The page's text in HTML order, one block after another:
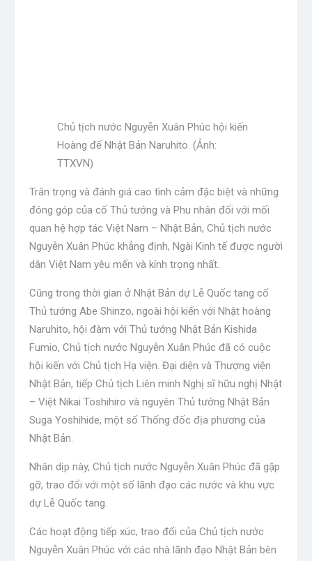
Chủ tịch nước Nguyễn Xuân Phúc hội kiến ​​
Hoàng đế Nhật Bản Naruhito. (Ảnh:
TTXVN)
Trân trọng và đánh giá cao tình cảm đặc biệt và những
đóng góp của cố Thủ tướng và Phu nhân đối với mối
quan hệ hợp tác Việt Nam – Nhật Bản, Chủ tịch nước
Nguyễn Xuân Phúc khẳng định, Ngài Kinh tế được người
dân Việt Nam yêu mến và kính trọng nhất.
Cũng trong thời gian ở Nhật Bản dự Lễ Quốc tang cố
Thủ tướng Abe Shinzo, ngoài hội kiến ​​với Nhật hoàng
Naruhito, hội đàm với Thủ tướng Nhật Bản Kishida
Fumio, Chủ tịch nước Nguyễn Xuân Phúc đã có cuộc
hội kiến ​​với Chủ tịch Hạ viện. Đại diện và Thượng viện
Nhật Bản, tiếp Chủ tịch Liên minh Nghị sĩ hữu nghị Nhật
– Việt Nikai Toshihiro và nguyên Thủ tướng Nhật Bản
Suga Yoshihide, một số Thống đốc địa phương của
Nhật Bản.
Nhân dịp này, Chủ tịch nước Nguyễn Xuân Phúc đã gặp
gỡ, trao đổi với một số lãnh đạo các nước và khu vực
dự Lễ Quốc tang.
Các hoạt động tiếp xúc, trao đổi của Chủ tịch nước
Nguyễn Xuân Phúc với các nhà lãnh đạo Nhật Bản bên